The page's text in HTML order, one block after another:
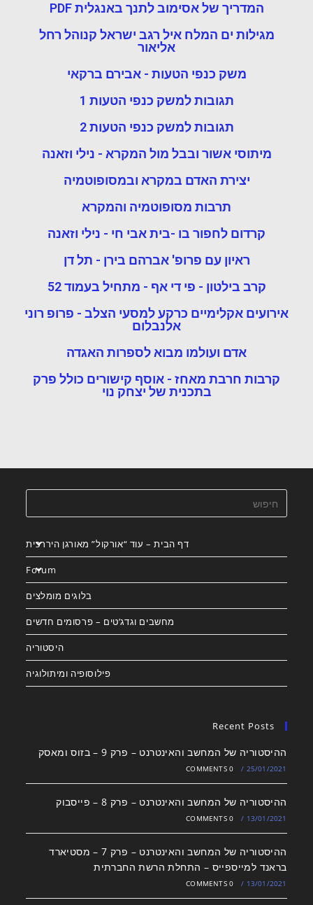
המדריך של אסימוב לתנך באנגלית PDF
מגילות ים המלח איל רגב ישראל קנוהל רחל
אליאור
משק כנפי הטעות - אבירם ברקאי
תגובות למשק כנפי הטעות 1
תגובות למשק כנפי הטעות 2
מיתוסי אשור ובבל מול המקרא - נילי וזאנה
יצירת האדם במקרא ובמסופוטמיה
תרבות מסופוטמיה והמקרא
קרדום לחפור בו -בית אבי חי - נילי וזאנה
ראיון עם פרופ' אברהם בירן - תל דן
קרב בילטון - פי די אף - מתחיל בעמוד 52
אירועים אקלימיים כרקע למסעי הצלב - פרופ רוני
אלנבלום
אדם ועולמו מבוא לספרות האגדה
קרבות חרבת מאחז - אוסף קישורים כולל פרק
בתכנית של יצחק נוי
דף הבית – עוד “אורקול” מאורגן היררכית
Forum
בלוגים מומלצים
מחשבים וגדג’טים – פרסומים חדשים
היסטוריה
פילוסופיה ומיתולוגיה
Recent Posts
ההיסטוריה של המחשב והאינטרנט – פרק 9 – בזוס ומאסק
25/01/2021
/
0 COMMENTS
ההיסטוריה של המחשב והאינטרנט – פרק 8 – פייסבוק
13/01/2021
/
0 COMMENTS
ההיסטוריה של המחשב והאינטרנט – פרק 7 – מסטיארד
בראנד למייספייס – התחלת הרשת החברתית
13/01/2021
/
0 COMMENTS